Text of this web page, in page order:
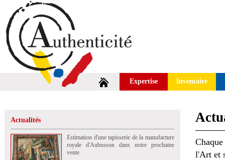
Expertise Inventaire
Actualités
Estimation d'une tapisserie de la manufacture
royale d'Aubusson dans notre prochaine
vente
l'Art et